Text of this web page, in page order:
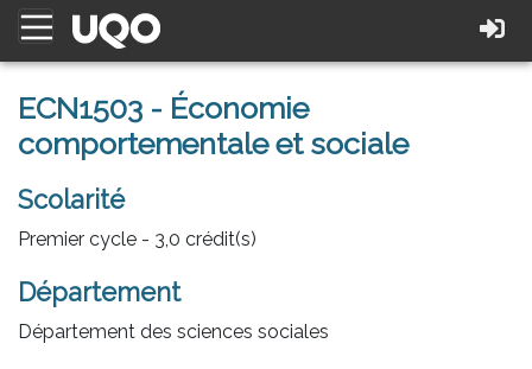
ECN1503 - Économie
comportementale et sociale
Scolarité
Premier cycle - 3,0 crédit(s)
Département
Département des sciences sociales